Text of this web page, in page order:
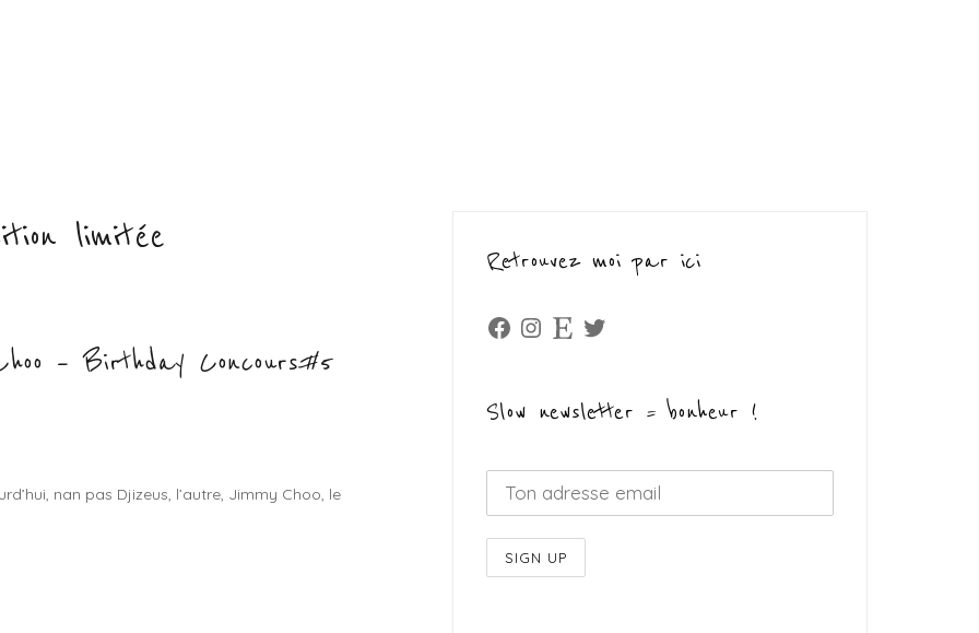
limitée
– Birthday Concours#5
nan pas Djizeus, l’autre, Jimmy Choo, le
Retrouvez moi par ici
Facebook
Instagram
Etsy Twitter
Slow newsletter = bonheur !